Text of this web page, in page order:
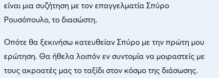
είναι μια συζήτηση με τον επαγγελματία Σπύρο
Ρουσόπουλο, το διασώστη.
Οπότε θα ξεκινήσω κατευθείαν Σπύρο με την πρώτη μου
ερώτηση. Θα ήθελα λοιπόν εν συντομία να μοιραστείς με
τους ακροατές μας το ταξίδι στον κόσμο της διάσωσης.